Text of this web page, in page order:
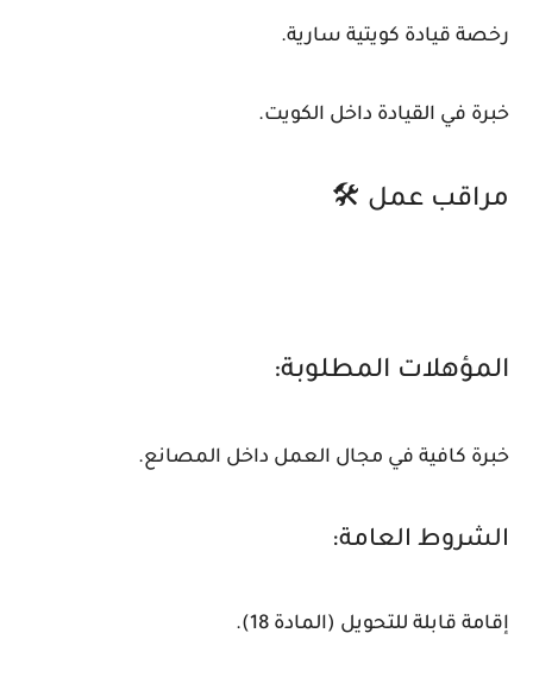
رخصة قيادة كويتية سارية.
خبرة في القيادة داخل الكويت.
مراقب عمل 🛠️
المؤهلات المطلوبة:
خبرة كافية في مجال العمل داخل المصانع.
الشروط العامة:
إقامة قابلة للتحويل (المادة 18).